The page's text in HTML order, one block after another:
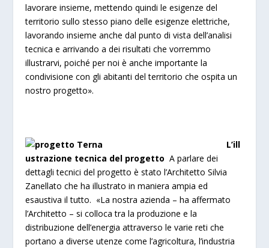
lavorare insieme, mettendo quindi le esigenze del
territorio sullo stesso piano delle esigenze elettriche,
lavorando insieme anche dal punto di vista dell’analisi
tecnica e arrivando a dei risultati che vorremmo
illustrarvi, poiché per noi è anche importante la
condivisione con gli abitanti del territorio che ospita un
nostro progetto».
L’ill
ustrazione tecnica del progettoA parlare dei
dettagli tecnici del progetto è stato l’Architetto Silvia
Zanellato che ha illustrato in maniera ampia ed
esaustiva il tutto. «La nostra azienda – ha affermato
l’Architetto – si colloca tra la produzione e la
distribuzione dell’energia attraverso le varie reti che
portano a diverse utenze come l’agricoltura, l’industria